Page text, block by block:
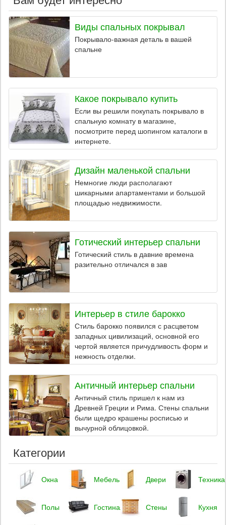
Виды спальных покрывал
Покрывало-важная деталь в вашей
спальне
Какое покрывало купить
Если вы решили покупать покрывало в
спальную комнату в магазине,
посмотрите перед шопингом каталоги в
интернете.
Дизайн маленькой спальни
Немногие люди располагают
шикарными апартаментами и большой
площадью недвижимости.
Готический интерьер спальни
Готический стиль в давние времена
разительно отличался в зав
Интерьер в стиле барокко
Стиль барокко появился с расцветом
западных цивилизаций, основной его
чертой является причудливость форм и
нежность отделки.
Античный интерьер спальни
Античный стиль пришел к нам из
Древней Греции и Рима. Стены спальни
были щедро крашены росписью и
вычурной облицовкой.
Категории
Окна Мебель Двери Техника
Полы Гостиная Стены Кухня